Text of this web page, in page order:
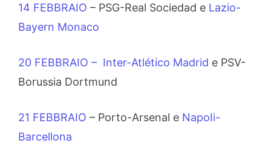
14 FEBBRAIO – PSG-Real Sociedad e Lazio-
Bayern Monaco
20 FEBBRAIO – Inter-Atlético Madrid e PSV-
Borussia Dortmund
21 FEBBRAIO – Porto-Arsenal e NapoIi-
Barcellona